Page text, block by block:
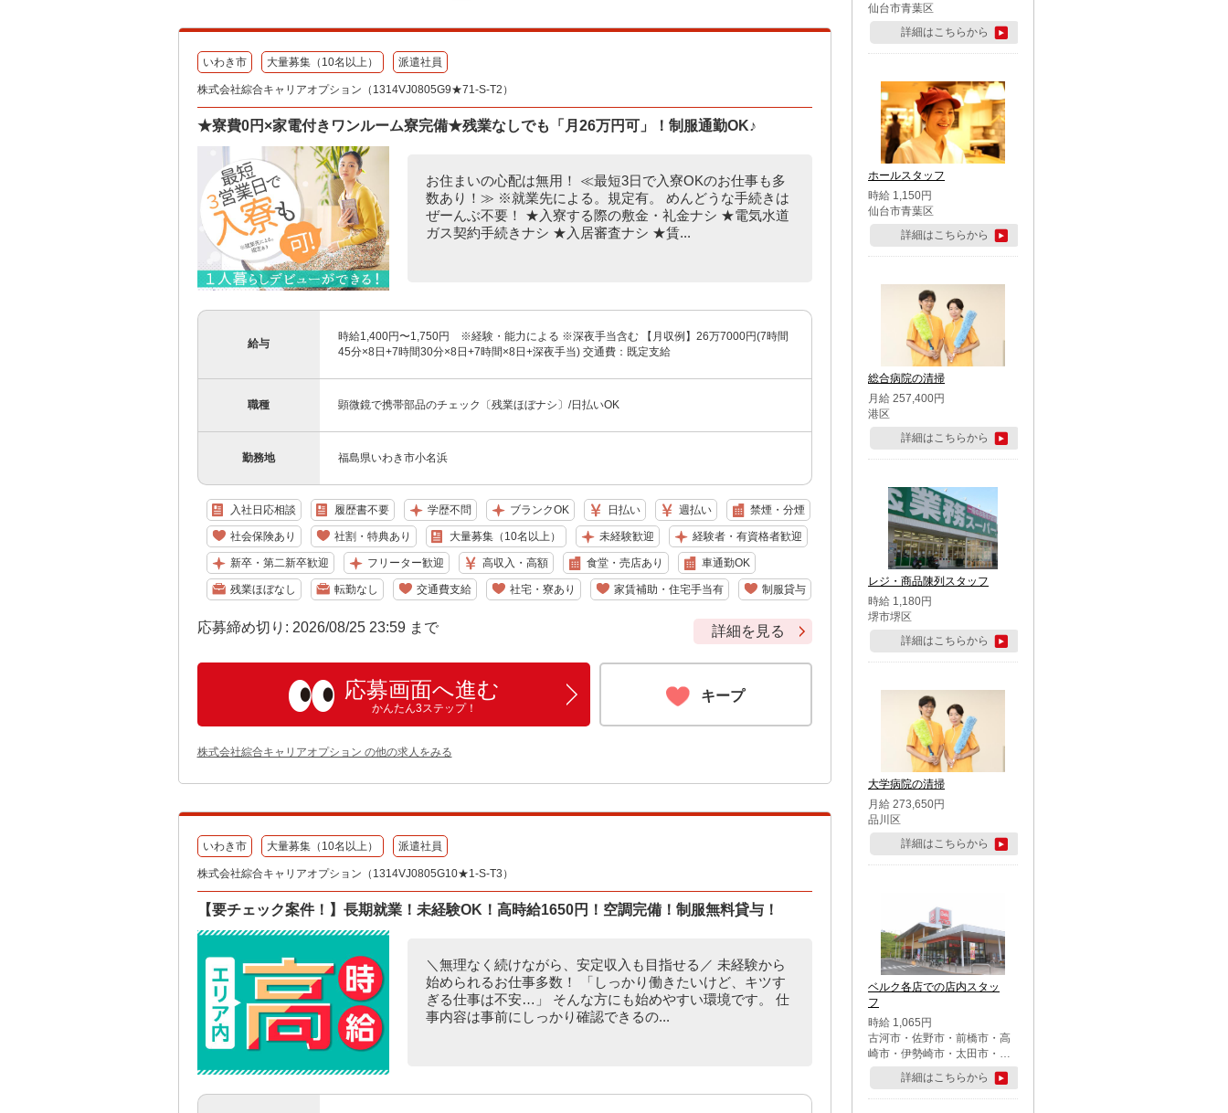
いわき市 大量募集（10名以上） 派遣社員
株式会社綜合キャリアオプション（1314VJ0805G9★71-S-T2）
★寮費0円×家電付きワンルーム寮完備★残業なしでも「月26万円可」！制服通勤OK♪
お住まいの心配は無用！ ≪最短3日で入寮OKのお仕事も多
数あり！≫ ※就業先による。規定有。 めんどうな手続きは
ぜーんぶ不要！ ★入寮する際の敷金・礼金ナシ ★電気水道
ガス契約手続きナシ ★入居審査ナシ ★賃...
給与
時給1,400円〜1,750円 ※経験・能力による ※深夜手当含む 【月収例】26万7000円(7時間
45分×8日+7時間30分×8日+7時間×8日+深夜手当) 交通費：既定支給
職種 顕微鏡で携帯部品のチェック〔残業ほぼナシ〕/日払いOK
勤務地 福島県いわき市小名浜
入社日応相談 履歴書不要 学歴不問 ブランクOK 日払い 週払い 禁煙・分煙
社会保険あり 社割・特典あり 大量募集（10名以上） 未経験歓迎 経験者・有資格者歓迎
新卒・第二新卒歓迎 フリーター歓迎 高収入・高額 食堂・売店あり 車通勤OK
残業ほぼなし 転勤なし 交通費支給 社宅・寮あり 家賃補助・住宅手当有 制服貸与
応募締め切り: 2026/08/25 23:59 まで 詳細を見る
応募画面へ進む
かんたん3ステップ！
キープ
株式会社綜合キャリアオプション の他の求人をみる
いわき市 大量募集（10名以上） 派遣社員
株式会社綜合キャリアオプション（1314VJ0805G10★1-S-T3）
【要チェック案件！】長期就業！未経験OK！高時給1650円！空調完備！制服無料貸与！
＼無理なく続けながら、安定収入も目指せる／ 未経験から
始められるお仕事多数！ 「しっかり働きたいけど、キツす
ぎる仕事は不安…」 そんな方にも始めやすい環境です。 仕
事内容は事前にしっかり確認できるの...
仙台市青葉区
詳細はこちらから
ホールスタッフ
時給 1,150円
仙台市青葉区
詳細はこちらから
総合病院の清掃
月給 257,400円
港区
詳細はこちらから
レジ・商品陳列スタッフ
時給 1,180円
堺市堺区
詳細はこちらから
大学病院の清掃
月給 273,650円
品川区
詳細はこちらから
ベルク各店での店内スタッ
フ
時給 1,065円
古河市・佐野市・前橋市・高
崎市・伊勢崎市・太田市・館
林市・藤岡市・大泉町・さい
たま市北区・川越市・熊谷
市・行田市・秩父市・所沢
詳細はこちらから